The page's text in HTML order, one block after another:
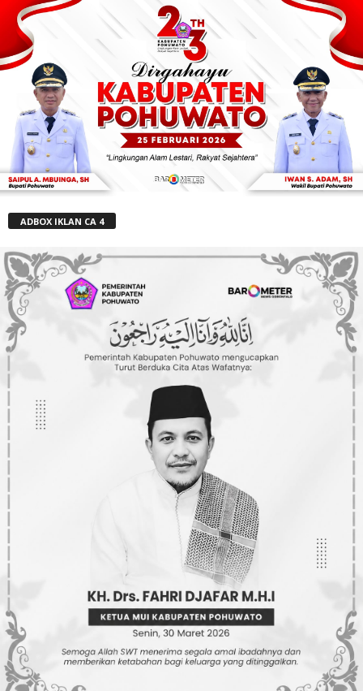
ADBOX IKLAN CA 4